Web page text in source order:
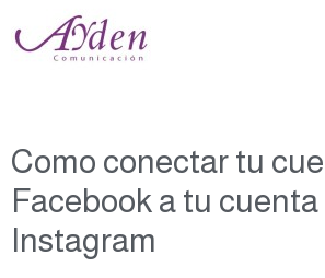
Como conectar tu
Facebook a tu cuenta
Instagram